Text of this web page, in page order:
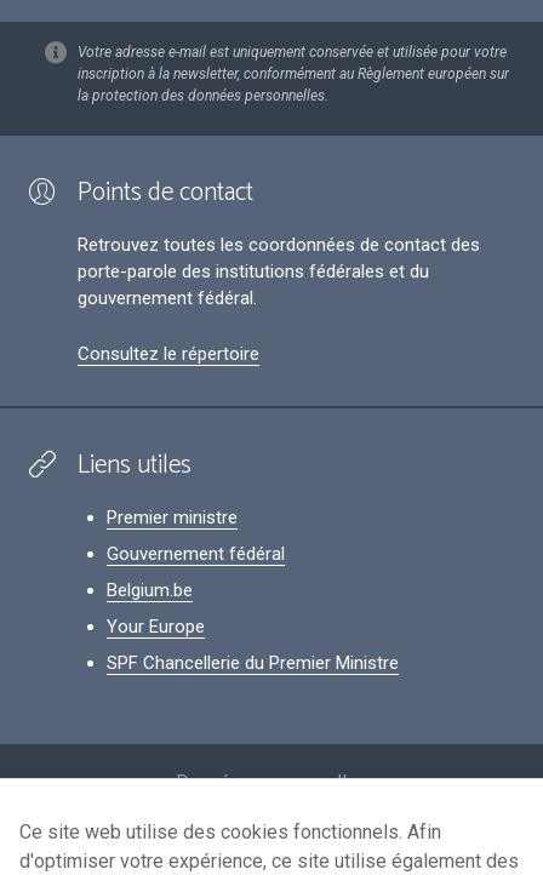
Votre adresse e-mail est uniquement conservée et utilisée pour votre
inscription à la newsletter, conformément au Règlement européen sur
la protection des données personnelles.
Points de contact
Retrouvez toutes les coordonnées de contact des
porte-parole des institutions fédérales et du
gouvernement fédéral.
Consultez le répertoire
Liens utiles
Premier ministre
Gouvernement fédéral
Belgium.be
Your Europe
SPF Chancellerie du Premier Ministre
Données personnelles
Conditions de réutilisation
Contactez-nous
Ce site web utilise des cookies fonctionnels. Afin
d'optimiser votre expérience, ce site utilise également des